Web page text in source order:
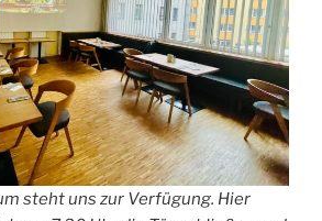
steht uns zur Verfügung. Hier